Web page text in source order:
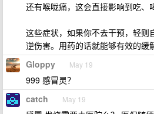
还有喉咙痛，这会直接影响到吃、
这些症状，如果你不去干预，轻则
逆伤害。用药的话就能够有效的缓
Gloppy May 19
999 感冒灵？
catch May 19